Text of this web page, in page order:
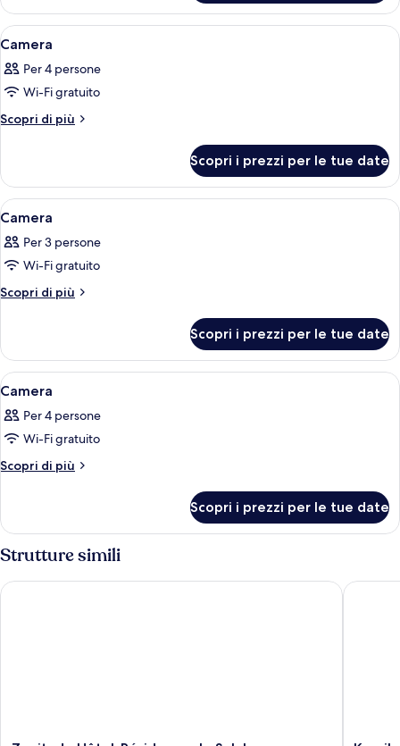
Junior,
terrazzo
Apri
tutte
le
foto
per
Una camera d'albergo con un letto,
9
Camera
Per 4 persone
Wi-Fi gratuito
Scopri di più
Altri
Scopri i prezzi per le tue date
Apri
tutte
le
foto
per
Una camera d'albergo con un letto
7
Camera
Per 3 persone
Wi-Fi gratuito
Scopri di più
Altri
Scopri i prezzi per le tue date
Apri
tutte
le
foto
per
Una camera d'albergo con un letto,
10
Camera
Per 4 persone
Wi-Fi gratuito
Scopri di più
Altri
Scopri i prezzi per le tue date
Strutture simili
Zenitude Hôtel-Résidences le Salako